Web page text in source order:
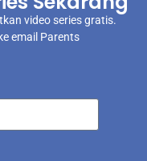
video series gratis.
email Parents